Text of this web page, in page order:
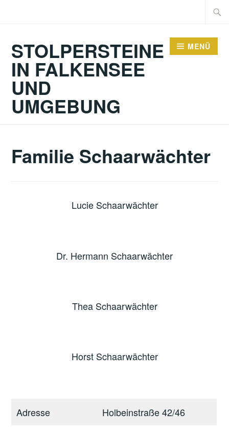
Suche
STOLPERSTEINE
IN FALKENSEE
UND
UMGEBUNG
MENÜ
Familie Schaarwächter
Lucie Schaarwächter
Dr. Hermann Schaarwächter
Thea Schaarwächter
Horst Schaarwächter
Adresse
Holbeinstraße 42/46